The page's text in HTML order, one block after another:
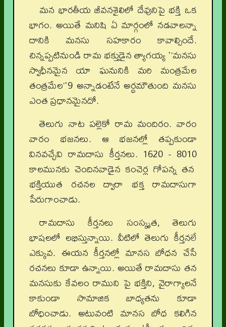
మన భారతీయ జీవనశైలిలో దేవునిపై భక్తి ఒక
భాగం. అయితే మనిషి ఏ మార్గంలో నడవాలన్నా
దానికి మనసు సహకారం కావాల్సిందే.
చిన్నప్పటినుండి రామ భక్తుడైన త్యాగయ్య '’మనసు
స్వాధీనమైన యా ఘనునికి మరి మంత్రమేల
తంత్రమేల’'9 అన్నాడంటేనే అర్థమౌతుంది మనసు
ఎంత ప్రధానమైనదో.
తెలుగు నాట పల్లెకో రామ మందిరం. వారం
వారం భజనలు. ఆ భజనల్లో తప్పకుండా
వినవచ్చేవి రామదాసు కీర్తనలు. 1620 - 8010
కాలమునకు చెందినవాడైన కంచెర్ల గోపన్న తన
భక్తియుత రచనల ద్వారా భక్త రామదాసుగా
పేరుగాంచాడు.
రామదాసు కీర్తనలు సంస్కృత, తెలుగు
భాషలలో లభిస్తున్నాయి. వీటిలో తెలుగు కీర్తనలే
ఎక్కువ. ఈయన కీర్తనల్లో మానస బోధన చేసే
రచనలు కూడా ఉన్నాయి. అయితే రామదాసు తన
మనసుకు కేవలం రాముని పై భక్తిని, వైరాగ్యాలనే
కాకుండా సామాజిక బాధ్యతను కూడా
బోధించాడు. అటువంటి మానస బోధ కలిగిన